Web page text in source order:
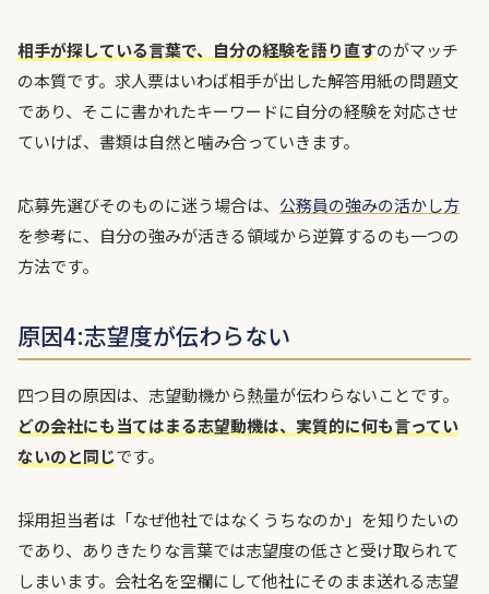
相手が探している言葉で、自分の経験を語り直すのがマッチ
の本質です。求人票はいわば相手が出した解答用紙の問題文
であり、そこに書かれたキーワードに自分の経験を対応させ
ていけば、書類は自然と噛み合っていきます。
応募先選びそのものに迷う場合は、 公務員の強みの活かし方
を参考に、自分の強みが活きる領域から逆算するのも一つの
方法です。
原因4:志望度が伝わらない
四つ目の原因は、志望動機から熱量が伝わらないことです。
どの会社にも当てはまる志望動機は、実質的に何も言ってい
ないのと同じです。
採用担当者は「なぜ他社ではなくうちなのか」を知りたいの
であり、ありきたりな言葉では志望度の低さと受け取られて
しまいます。会社名を空欄にして他社にそのまま送れる志望